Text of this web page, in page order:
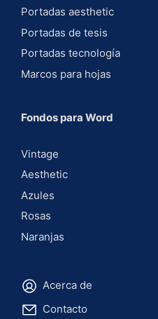
Portadas aesthetic
Portadas de tesis
Portadas tecnología
Marcos para hojas
Fondos para Word
Vintage
Aesthetic
Azules
Rosas
Naranjas
Acerca de
Contacto